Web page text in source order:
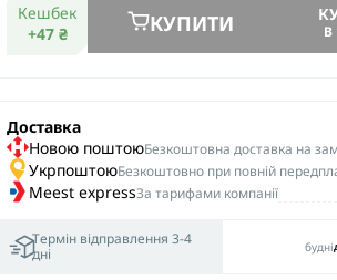
Кешбек
+47 ₴
КУПИТИ В
Доставка
Новою поштоюБезкоштовна доставка на
УкрпоштоюБезкоштовно при повній
Meest expressЗа тарифами компанії
Термін відправлення 3-4
дні
будні